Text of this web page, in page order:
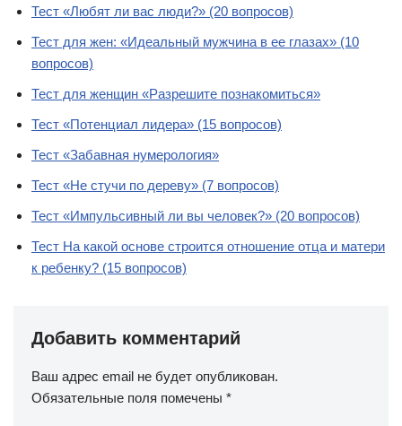
Тест «Любят ли вас люди?» (20 вопросов)
Тест для жен: «Идеальный мужчина в ее глазах» (10
вопросов)
Тест для женщин «Разрешите познакомиться»
Тест «Потенциал лидера» (15 вопросов)
Тест «Забавная нумерология»
Тест «Не стучи по дереву» (7 вопросов)
Тест «Импульсивный ли вы человек?» (20 вопросов)
Тест На какой основе строится отношение отца и матери
к ребенку? (15 вопросов)
Добавить комментарий
Ваш адрес email не будет опубликован.
Обязательные поля помечены *